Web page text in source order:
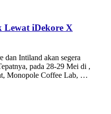
Lewat iDekore X
dan Intiland akan segera
pada 28-29 Mei di ,
Monopole Coffee Lab, …